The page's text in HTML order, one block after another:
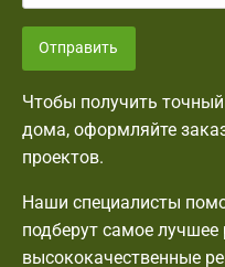
Отправить
Чтобы получить
дома, оформляйте
проектов.
Наши специалисты
подберут самое
высококачественные